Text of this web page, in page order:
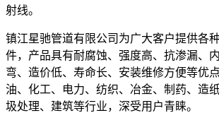
射线。
镇江星驰管道有限公司为广大客户提供各
件，产品具有耐腐蚀、强度高、抗渗漏、
弯、造价低、寿命长、安装维修方便等优
油、化工、电力、纺织、冶金、制药、造
圾处理、建筑等行业，深受用户青睐。